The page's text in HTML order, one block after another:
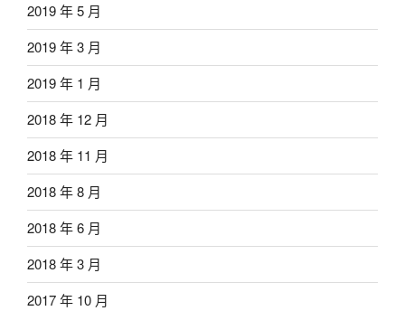
2019 年 5 月
2019 年 3 月
2019 年 1 月
2018 年 12 月
2018 年 11 月
2018 年 8 月
2018 年 6 月
2018 年 3 月
2017 年 10 月